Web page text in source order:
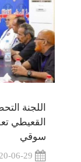
اللجنة
القعيطي
سوقي